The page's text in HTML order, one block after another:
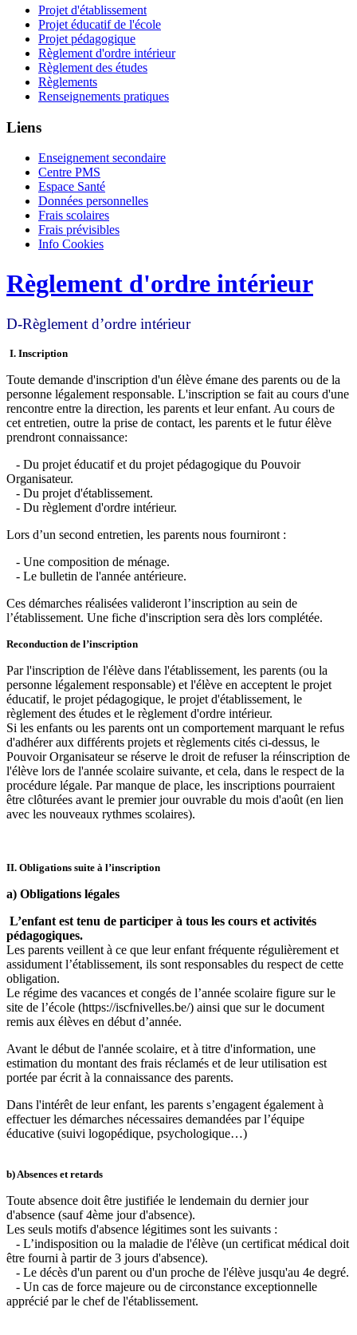
Projet d'établissement
Projet éducatif de l'école
Projet pédagogique
Règlement d'ordre intérieur
Règlement des études
Règlements
Renseignements pratiques
Liens
Enseignement secondaire
Centre PMS
Espace Santé
Données personnelles
Frais scolaires
Frais prévisibles
Info Cookies
Règlement d'ordre intérieur
D-Règlement d’ordre intérieur
I. Inscription
Toute demande d'inscription d'un élève émane des parents ou de la
personne légalement responsable. L'inscription se fait au cours d'une
rencontre entre la direction, les parents et leur enfant. Au cours de
cet entretien, outre la prise de contact, les parents et le futur élève
prendront connaissance:
- Du projet éducatif et du projet pédagogique du Pouvoir
Organisateur.
- Du projet d'établissement.
- Du règlement d'ordre intérieur.
Lors d’un second entretien, les parents nous fourniront :
- Une composition de ménage.
- Le bulletin de l'année antérieure.
Ces démarches réalisées valideront l’inscription au sein de
l’établissement. Une fiche d'inscription sera dès lors complétée.
Reconduction de l’inscription
Par l'inscription de l'élève dans l'établissement, les parents (ou la
personne légalement responsable) et l'élève en acceptent le projet
éducatif, le projet pédagogique, le projet d'établissement, le
règlement des études et le règlement d'ordre intérieur.
Si les enfants ou les parents ont un comportement marquant le refus
d'adhérer aux différents projets et règlements cités ci-dessus, le
Pouvoir Organisateur se réserve le droit de refuser la réinscription de
l'élève lors de l'année scolaire suivante, et cela, dans le respect de la
procédure légale. Par manque de place, les inscriptions pourraient
être clôturées avant le premier jour ouvrable du mois d'août (en lien
avec les nouveaux rythmes scolaires).
II. Obligations suite à l’inscription
a) Obligations légales
L’enfant est tenu de participer à tous les cours et activités
pédagogiques.
Les parents veillent à ce que leur enfant fréquente régulièrement et
assidument l’établissement, ils sont responsables du respect de cette
obligation.
Le régime des vacances et congés de l’année scolaire figure sur le
site de l’école (https://iscfnivelles.be/) ainsi que sur le document
remis aux élèves en début d’année.
Avant le début de l'année scolaire, et à titre d'information, une
estimation du montant des frais réclamés et de leur utilisation est
portée par écrit à la connaissance des parents.
Dans l'intérêt de leur enfant, les parents s’engagent également à
effectuer les démarches nécessaires demandées par l’équipe
éducative (suivi logopédique, psychologique…)
b) Absences et retards
Toute absence doit être justifiée le lendemain du dernier jour
d'absence (sauf 4ème jour d'absence).
Les seuls motifs d'absence légitimes sont les suivants :
- L’indisposition ou la maladie de l'élève (un certificat médical doit
être fourni à partir de 3 jours d'absence).
- Le décès d'un parent ou d'un proche de l'élève jusqu'au 4e degré.
- Un cas de force majeure ou de circonstance exceptionnelle
apprécié par le chef de l'établissement.